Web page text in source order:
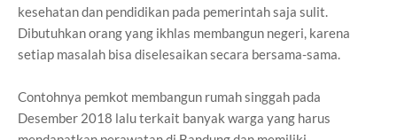
kesehatan dan pendidikan pada pemerintah saja sulit.
Dibutuhkan orang yang ikhlas membangun negeri, karena
setiap masalah bisa diselesaikan secara bersama-sama.
Contohnya pemkot membangun rumah singgah pada
Desember 2018 lalu terkait banyak warga yang harus